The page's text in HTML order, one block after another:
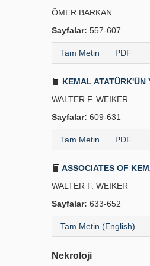
ÖMER BARKAN
Sayfalar: 557-607
Tam Metin PDF
KEMAL
WALTER F. WEIKER
Sayfalar: 609-631
Tam Metin PDF
ASSOCIATES OF
WALTER F. WEIKER
Sayfalar: 633-652
Tam Metin (English)
Nekroloji